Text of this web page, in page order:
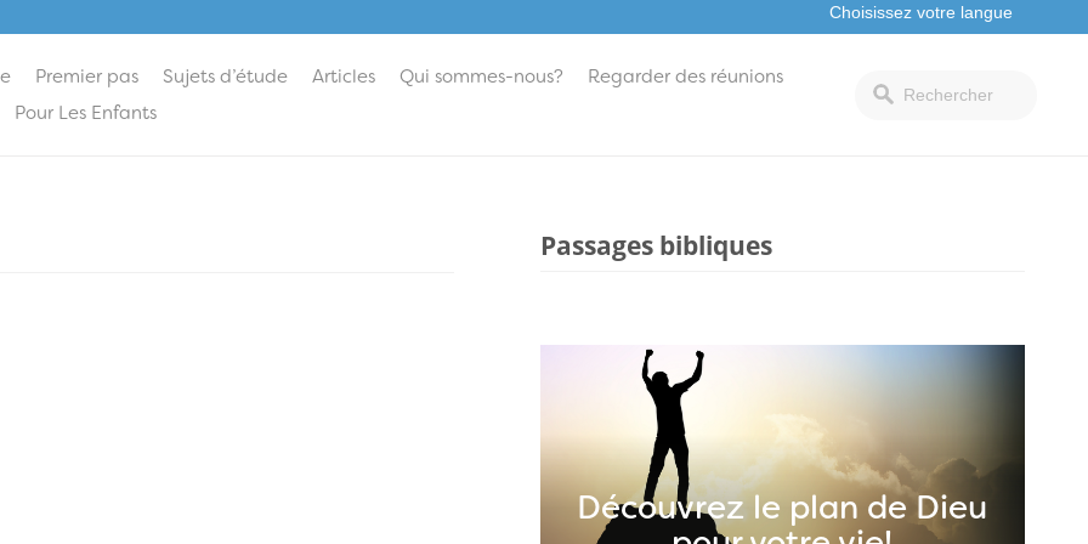
Premier pas Sujets d’étude Articles Qui sommes-nous?
Regarder des réunions
Pour Les Enfants
Passages bibliques
Découvrez le plan de Dieu